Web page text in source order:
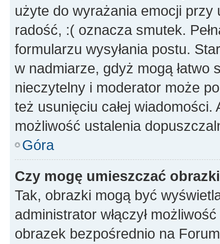
użyte do wyrażania emocji
radość, :( oznacza smutek.
formularzu wysyłania postu.
w nadmiarze, gdyż mogą
nieczytelny i moderator może
też usunięciu całej
możliwość ustalenia
Góra
Czy mogę umieszczać
Tak, obrazki mogą być
administrator włączył
obrazek bezpośrednio na